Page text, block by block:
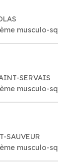
musculo-
SERVAIS
musculo-
SAUVEUR
musculo-